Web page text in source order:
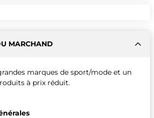
MARCHAND
marques de sport/mode et un
à prix réduit.